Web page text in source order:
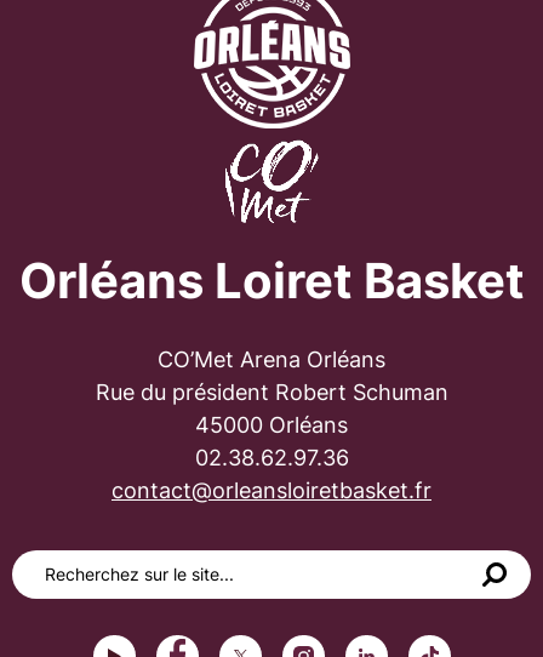
Orléans Loiret Basket
CO’Met Arena Orléans
Rue du président Robert Schuman
45000 Orléans
02.38.62.97.36
contact@orleansloiretbasket.fr